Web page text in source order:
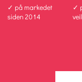
✓ på markedet
siden 2014
✓